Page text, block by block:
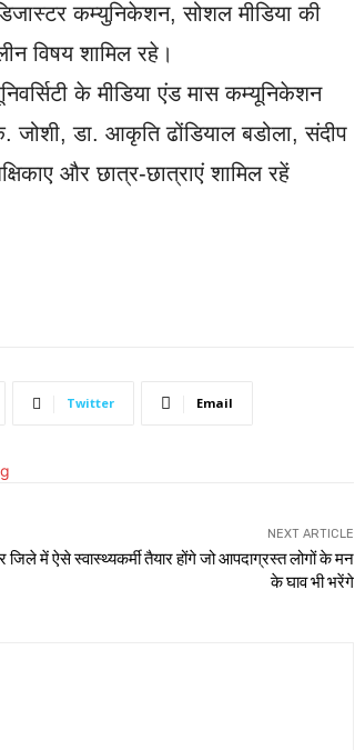
कम्युनिकेशन, सोशल मीडिया की
विषय शामिल रहे।
के मीडिया एंड मास कम्यूनिकेशन
जोशी, डा. आकृति ढोंडियाल बडोला, संदीप
और छात्र-छात्राएं शामिल रहें
Twitter Email
NEXT ARTICLE
जिले में ऐसे स्वास्थ्यकर्मी तैयार होंगे जो आपदाग्रस्त लोगों के मन
के घाव भी भरेंगे